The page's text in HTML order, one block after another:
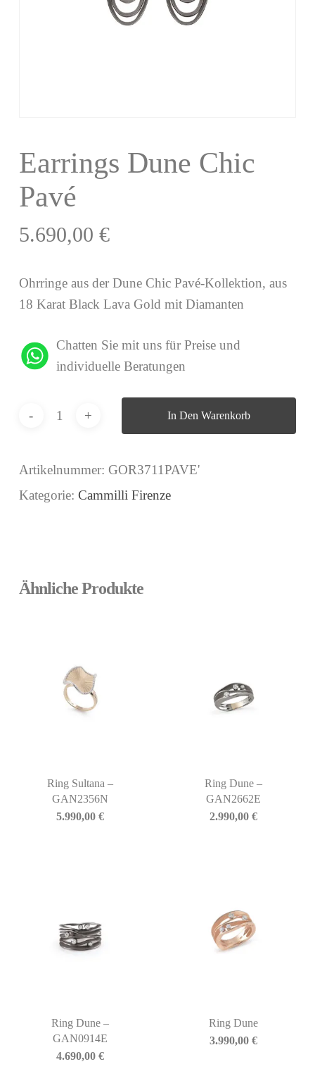
Earrings Dune Chic
Pavé
5.690,00 €
Ohrringe aus der Dune Chic Pavé-Kollektion, aus
18 Karat Black Lava Gold mit Diamanten
Chatten Sie mit uns für Preise und
individuelle Beratungen
In Den Warenkorb
Artikelnummer: GOR3711PAVE'
Kategorie: Cammilli Firenze
Ähnliche Produkte
Ring Sultana –
GAN2356N
5.990,00 €
Ring Dune –
GAN2662E
2.990,00€
Ring Dune –
GAN0914E
4.690,00 €
Ring Dune
3.990,00€